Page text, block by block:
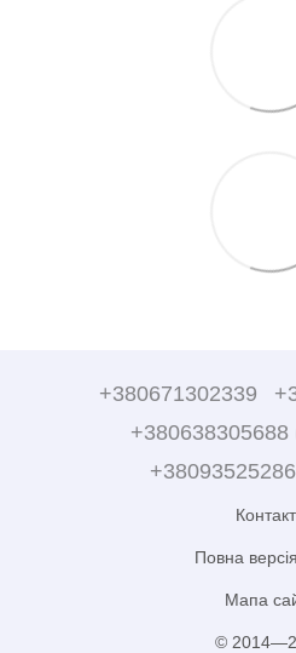
+380671302339
+380638305688
Повна
Мапа
©